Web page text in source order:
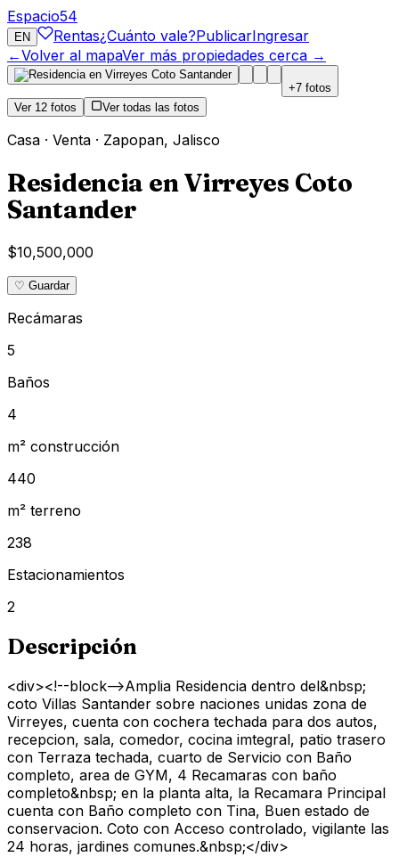
Espacio54
EN Rentas¿Cuánto vale?PublicarIngresar
←Volver al mapaVer más propiedades cerca →
+7 fotos
Ver 12 fotos Ver todas las fotos
Casa · Venta · Zapopan, Jalisco
Residencia en Virreyes Coto
Santander
$10,500,000
♡ Guardar
Recámaras
5
Baños
4
m² construcción
440
m² terreno
238
Estacionamientos
2
Descripción
<div><!--block-->Amplia Residencia dentro del&nbsp;
coto Villas Santander sobre naciones unidas zona de
Virreyes, cuenta con cochera techada para dos autos,
recepcion, sala, comedor, cocina imtegral, patio trasero
con Terraza techada, cuarto de Servicio con Baño
completo, area de GYM, 4 Recamaras con baño
completo&nbsp; en la planta alta, la Recamara Principal
cuenta con Baño completo con Tina, Buen estado de
conservacion. Coto con Acceso controlado, vigilante las
24 horas, jardines comunes.&nbsp;</div>